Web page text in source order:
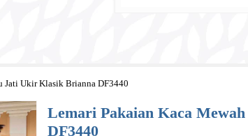
Jati Ukir Klasik Brianna DF3440
Lemari Pakaian Kaca
DF3440